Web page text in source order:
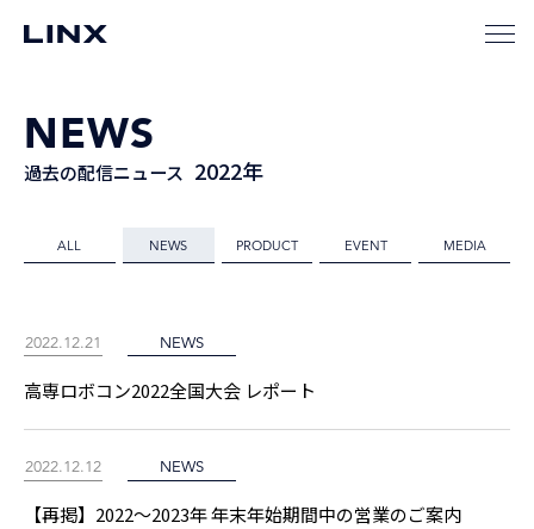
NEWS
過去の配信ニュース 2022年
ALL NEWS PRODUCT EVENT MEDIA
2022.12.21 NEWS
高専ロボコン2022全国大会 レポート
2022.12.12 NEWS
【再掲】2022～2023年 年末年始期間中の営業のご案内